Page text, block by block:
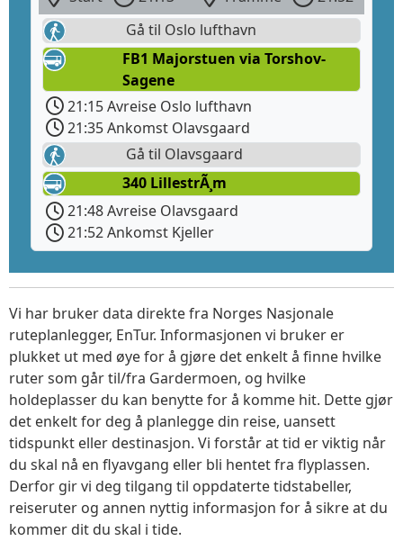
Gå til Oslo lufthavn
FB1 Majorstuen via Torshov-
Sagene
21:15 Avreise Oslo lufthavn
21:35 Ankomst Olavsgaard
Gå til Olavsgaard
340 LillestrÃ¸m
21:48 Avreise Olavsgaard
21:52 Ankomst Kjeller
Vi har bruker data direkte fra Norges Nasjonale
ruteplanlegger, EnTur. Informasjonen vi bruker er
plukket ut med øye for å gjøre det enkelt å finne hvilke
ruter som går til/fra Gardermoen, og hvilke
holdeplasser du kan benytte for å komme hit. Dette gjør
det enkelt for deg å planlegge din reise, uansett
tidspunkt eller destinasjon. Vi forstår at tid er viktig når
du skal nå en flyavgang eller bli hentet fra flyplassen.
Derfor gir vi deg tilgang til oppdaterte tidstabeller,
reiseruter og annen nyttig informasjon for å sikre at du
kommer dit du skal i tide.